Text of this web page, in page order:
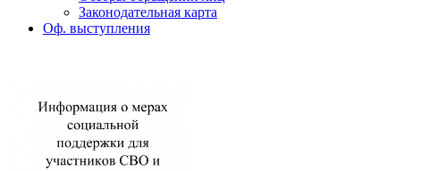
Законодательная карта
Оф. выступления